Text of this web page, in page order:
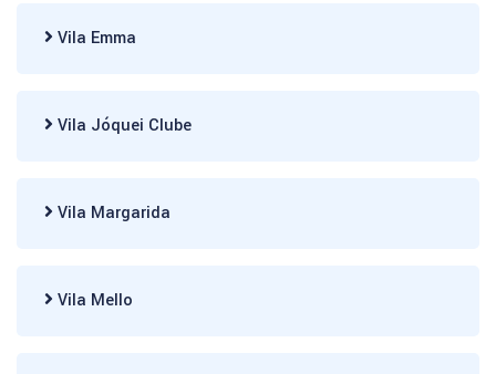
Vila Emma
Vila Jóquei Clube
Vila Margarida
Vila Mello